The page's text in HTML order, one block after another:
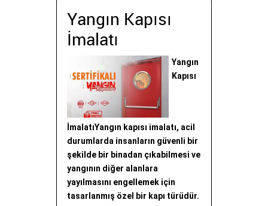
Yangın Kapısı
İmalatı
Yangın
Kapısı
İmalatıYangın kapısı imalatı, acil
durumlarda insanların güvenli bir
şekilde bir binadan çıkabilmesi ve
yangının diğer alanlara
yayılmasını engellemek için
tasarlanmış özel bir kapı türüdür.